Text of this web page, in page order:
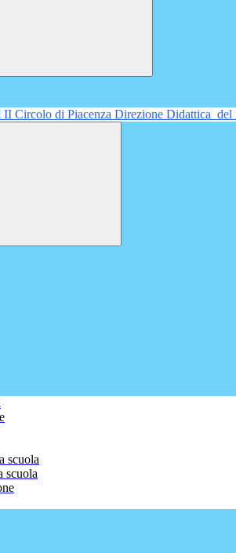
Direzione Didattica del
scuola
scuola